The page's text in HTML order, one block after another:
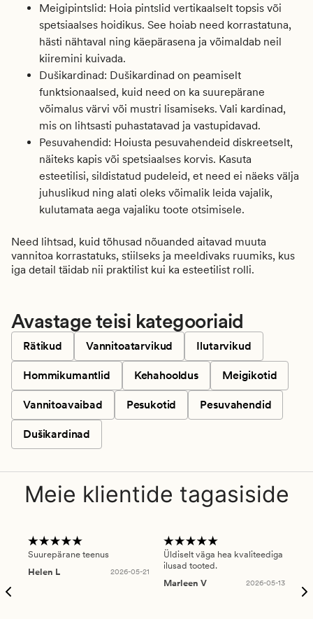
Meigipintslid: Hoia pintslid vertikaalselt topsis või
spetsiaalses hoidikus. See hoiab need korrastatuna,
hästi nähtaval ning käepärasena ja võimaldab neil
kiiremini kuivada.
Dušikardinad: Dušikardinad on peamiselt
funktsionaalsed, kuid need on ka suurepärane
võimalus värvi või mustri lisamiseks. Vali kardinad,
mis on lihtsasti puhastatavad ja vastupidavad.
Pesuvahendid: Hoiusta pesuvahendeid diskreetselt,
näiteks kapis või spetsiaalses korvis. Kasuta
esteetilisi, sildistatud pudeleid, et need ei näeks välja
juhuslikud ning alati oleks võimalik leida vajalik,
kulutamata aega vajaliku toote otsimisele.
Need lihtsad, kuid tõhusad nõuanded aitavad muuta
vannitoa korrastatuks, stiilseks ja meeldivaks ruumiks, kus
iga detail täidab nii praktilist kui ka esteetilist rolli.
Avastage teisi kategooriaid
Rätikud Vannitoatarvikud Ilutarvikud
Hommikumantlid Kehahooldus Meigikotid
Vannitoavaibad Pesukotid Pesuvahendid
Dušikardinad
Meie klientide tagasiside
Suurepärane teenus
Helen L
2026-05-21
Üldiselt väga hea kvaliteediga
ilusad tooted.
Marleen V
2026-05-13